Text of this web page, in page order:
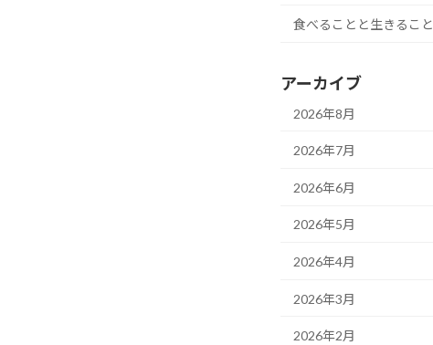
食べることと生きること
アーカイブ
2026年8月
2026年7月
2026年6月
2026年5月
2026年4月
2026年3月
2026年2月